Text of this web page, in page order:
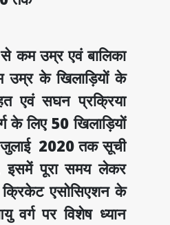
कम उम्र एवं बालिका
के खिलाड़ियों के
एवं सघन प्रक्रिया
के लिए 50 खिलाड़ियों
2020 तक सूची
इसमें पूरा समय लेकर
क्रिकेट एसोसिएशन के
पर विशेष ध्यान